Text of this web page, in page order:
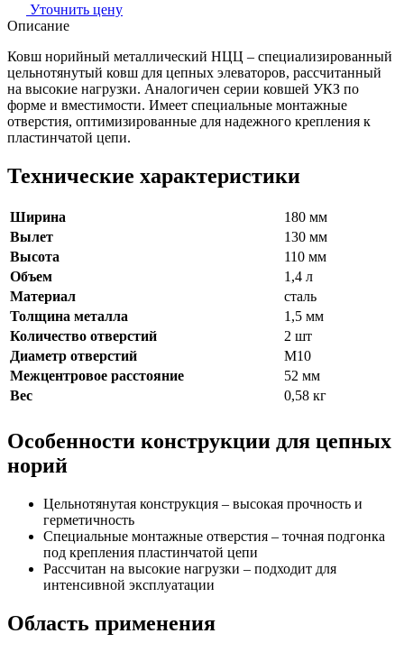
Уточнить цену
Описание
Ковш норийный металлический НЦЦ – специализированный
цельнотянутый ковш для цепных элеваторов, рассчитанный
на высокие нагрузки. Аналогичен серии ковшей УКЗ по
форме и вместимости. Имеет специальные монтажные
отверстия, оптимизированные для надежного крепления к
пластинчатой цепи.
Технические характеристики
Ширина
180 мм
Вылет
130 мм
Высота
110 мм
Объем
1,4 л
Материал
сталь
Толщина металла
1,5 мм
Количество отверстий
2 шт
Диаметр отверстий
М10
Межцентровое расстояние
52 мм
Вес
0,58 кг
Особенности конструкции для цепных
норий
Цельнотянутая конструкция – высокая прочность и
герметичность
Специальные монтажные отверстия – точная подгонка
под крепления пластинчатой цепи
Рассчитан на высокие нагрузки – подходит для
интенсивной эксплуатации
Область применения